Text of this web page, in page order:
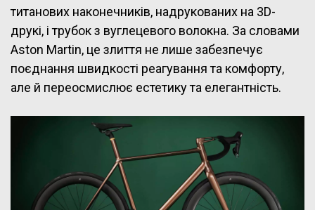
титанових наконечників, надрукованих на 3D-
друкі, і трубок з вуглецевого волокна. За словами
Aston Martin, це злиття не лише забезпечує
поєднання швидкості реагування та комфорту,
але й переосмислює естетику та елегантність.